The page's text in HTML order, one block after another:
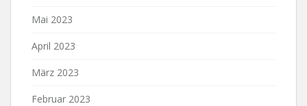
Mai 2023
April 2023
März 2023
Februar 2023